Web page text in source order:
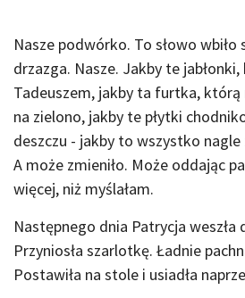
Nasze podwórko. To słowo wbiło
drzazga. Nasze. Jakby te
Tadeuszem, jakby ta furtka, którą
na zielono, jakby te płytki
deszczu - jakby to wszystko nagle
A może zmieniło. Może oddając
więcej, niż myślałam.
Następnego dnia Patrycja weszła
Przyniosła szarlotkę. Ładnie
Postawiła na stole i usiadła